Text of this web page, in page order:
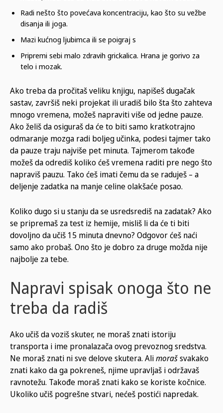
Radi nešto što povećava koncentraciju, kao što su vežbe
disanja ili joga.
Mazi kućnog ljubimca ili se poigraj s
Pripremi sebi malo zdravih grickalica. Hrana je gorivo za
telo i mozak.
Ako treba da pročitaš veliku knjigu, napišeš dugačak
sastav, završiš neki projekat ili uradiš bilo šta što zahteva
mnogo vremena, možeš napraviti više od jedne pauze.
Ako želiš da osiguraš da će to biti samo kratkotrajno
odmaranje mozga radi boljeg učinka, podesi tajmer tako
da pauze traju najviše pet minuta. Tajmerom takođe
možeš da odrediš koliko ćeš vremena raditi pre nego što
napraviš pauzu. Tako ćeš imati čemu da se raduješ – a
deljenje zadatka na manje celine olakšaće posao.
Koliko dugo si u stanju da se usredsrediš na zadatak? Ako
se pripremaš za test iz hemije, misliš li da će ti biti
dovoljno da učiš 15 minuta dnevno? Odgovor ćeš naći
samo ako probaš. Ono što je dobro za druge možda nije
najbolje za tebe.
Napravi spisak onoga što ne
treba da radiš
Ako učiš da voziš skuter, ne moraš znati istoriju
transporta i ime pronalazača ovog prevoznog sredstva.
Ne moraš znati ni sve delove skutera. Alimorašsvakako
znati kako da ga pokreneš, njime upravljaš i održavaš
ravnotežu. Takođe moraš znati kako se koriste kočnice.
Ukoliko učiš pogrešne stvari, nećeš postići napredak.